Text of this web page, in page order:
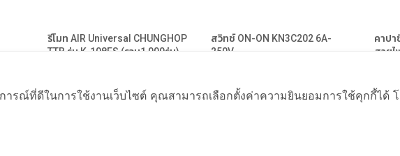
รีโมท AIR Universal CHUNGHOP
TTB รุ่น K-108ES (รวม1,000รุ่น)
฿450 ฿329
สวิทช์ ON-ON KN3C202 6A-
250V
฿60 ฿39
คาปา
สายไ
฿ 69
ารณ์ที่ดีในการใช้งานเว็บไซต์ คุณสามารถเลือกตั้งค่าความยินยอมการใช้คุกกี้ได้